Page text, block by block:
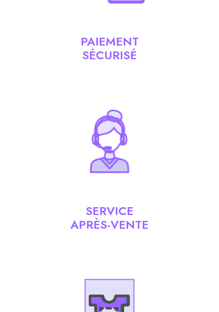
PAIEMENT
SÉCURISÉ
SERVICE
APRÈS-VENTE